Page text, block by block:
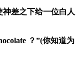
差之下给一位白人
？”(你知道为